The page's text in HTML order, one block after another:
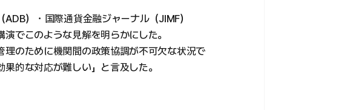
）・国際通貨金融ジャーナル（JIMF）
でこのような見解を明らかにした。
理のために機関間の政策協調が不可欠な状況で
果的な対応が難しい」と言及した。